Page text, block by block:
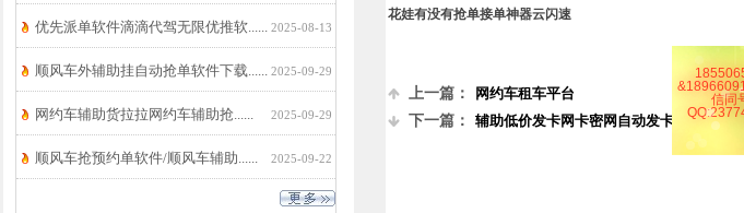
优先派单软件滴滴代驾无限优推软...... 2025-08-13
顺风车外辅助挂自动抢单软件下载...... 2025-09-29
网约车辅助货拉拉网约车辅助抢...... 2025-09-29
顺风车抢预约单软件/顺风车辅助...... 2025-09-22
花娃有没有抢单接单神器云闪速
上一篇：
网约车租车平台
下一篇：
辅助低价发卡网卡密网自动发卡平......